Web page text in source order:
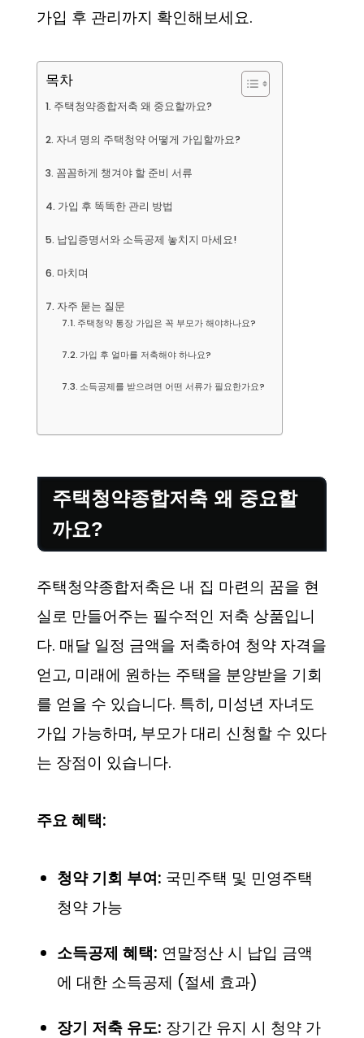
가입 후 관리까지 확인해보세요.
목차
주택청약종합저축 왜 중요할까요?
자녀 명의 주택청약 어떻게 가입할까요?
꼼꼼하게 챙겨야 할 준비 서류
가입 후 똑똑한 관리 방법
납입증명서와 소득공제 놓치지 마세요!
마치며
자주 묻는 질문
주택청약 통장 가입은 꼭 부모가 해야하나요?
가입 후 얼마를 저축해야 하나요?
소득공제를 받으려면 어떤 서류가 필요한가요?
주택청약종합저축 왜 중요할
까요?
주택청약종합저축은 내 집 마련의 꿈을 현
실로 만들어주는 필수적인 저축 상품입니
다. 매달 일정 금액을 저축하여 청약 자격을
얻고, 미래에 원하는 주택을 분양받을 기회
를 얻을 수 있습니다. 특히, 미성년 자녀도
가입 가능하며, 부모가 대리 신청할 수 있다
는 장점이 있습니다.
주요 혜택:
청약 기회 부여: 국민주택 및 민영주택
청약 가능
소득공제 혜택: 연말정산 시 납입 금액
에 대한 소득공제 (절세 효과)
장기 저축 유도: 장기간 유지 시 청약 가